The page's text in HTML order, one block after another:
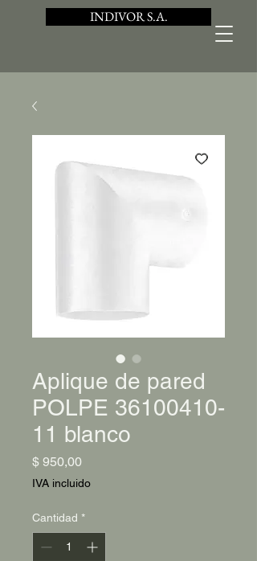
INDIVOR S.A.
Aplique de pared
POLPE 36100410-
11 blanco
$ 950,00Precio
IVA incluido
Cantidad *